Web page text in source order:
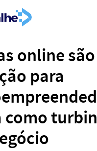
online são
para
como